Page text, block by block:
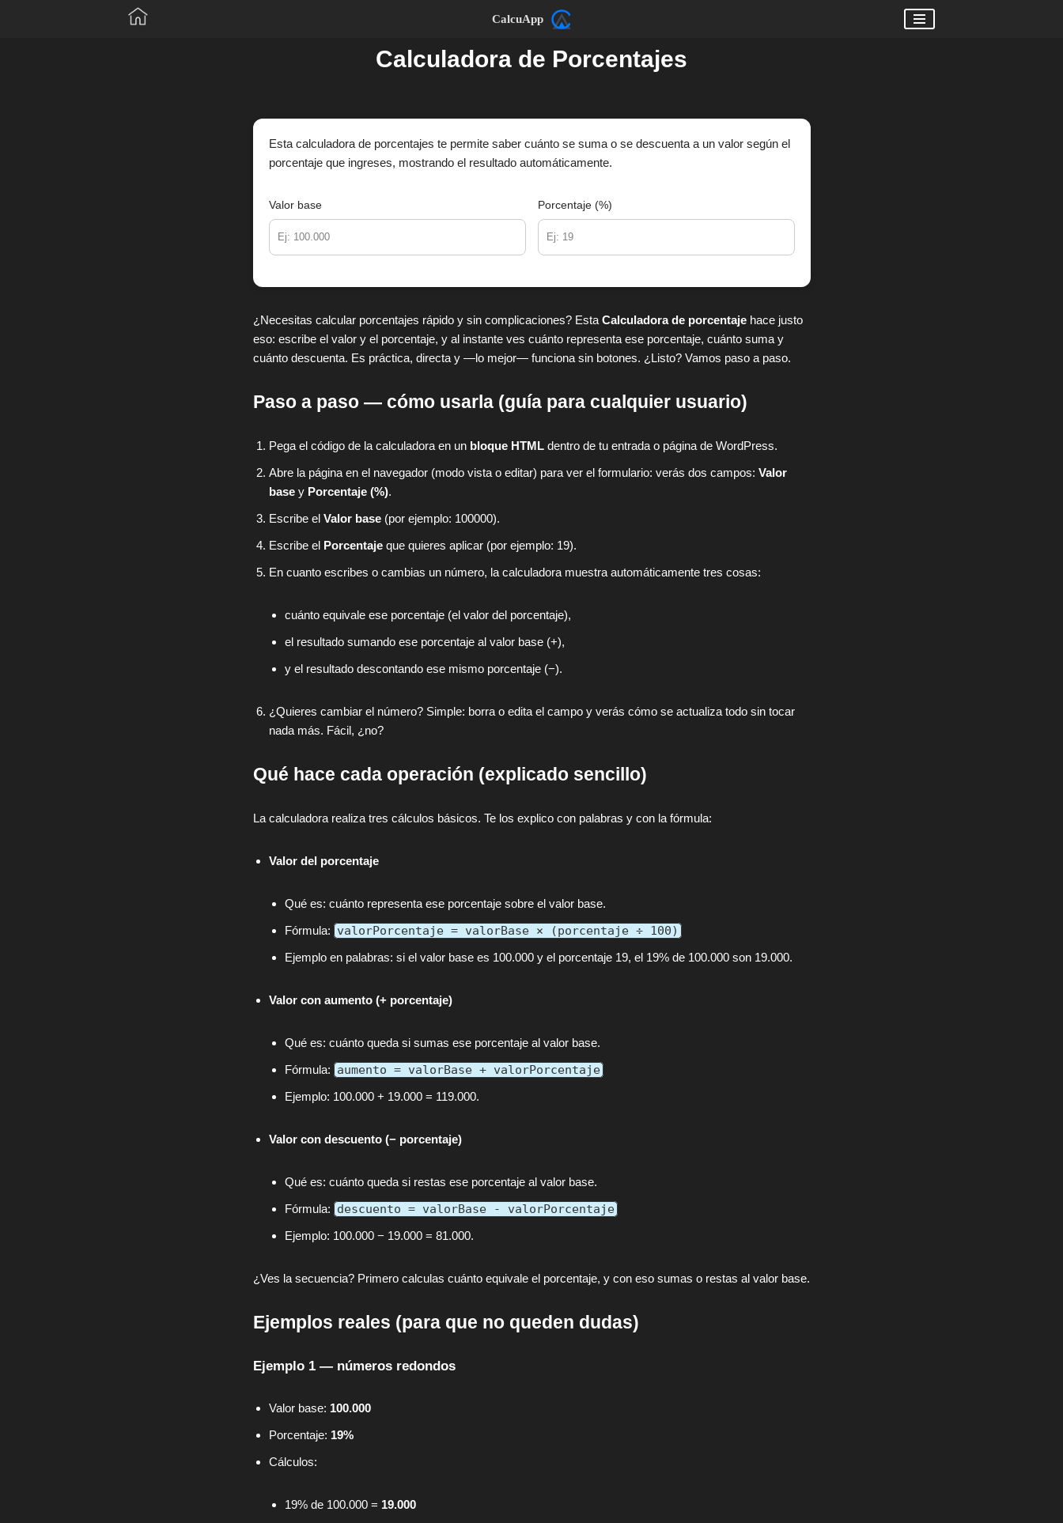
CalcuApp
Calculadora de Porcentajes
Esta calculadora de porcentajes te permite saber cuánto se suma o se descuenta a un valor según el
porcentaje que ingreses, mostrando el resultado automáticamente.
Valor base Porcentaje (%)
¿Necesitas calcular porcentajes rápido y sin complicaciones? Esta Calculadora de porcentajehace justo
eso: escribe el valor y el porcentaje, y al instante ves cuánto representa ese porcentaje, cuánto suma y
cuánto descuenta. Es práctica, directa y —lo mejor— funciona sin botones. ¿Listo? Vamos paso a paso.
Paso a paso — cómo usarla (guía para cualquier usuario)
Pega el código de la calculadora en un bloque HTMLdentro de tu entrada o página de WordPress.
Abre la página en el navegador (modo vista o editar) para ver el formulario: verás dos campos: Valor
basey Porcentaje (%).
Escribe el Valor base(por ejemplo: 100000).
Escribe el Porcentajeque quieres aplicar (por ejemplo: 19).
En cuanto escribes o cambias un número, la calculadora muestra automáticamente tres cosas:
cuánto equivale ese porcentaje (el valor del porcentaje),
el resultado sumando ese porcentaje al valor base (+),
y el resultado descontando ese mismo porcentaje (−).
¿Quieres cambiar el número? Simple: borra o edita el campo y verás cómo se actualiza todo sin tocar
nada más. Fácil, ¿no?
Qué hace cada operación (explicado sencillo)
La calculadora realiza tres cálculos básicos. Te los explico con palabras y con la fórmula:
Valor del porcentaje
Qué es: cuánto representa ese porcentaje sobre el valor base.
Fórmula: valorPorcentaje = valorBase × (porcentaje ÷ 100)
Ejemplo en palabras: si el valor base es 100.000 y el porcentaje 19, el 19% de 100.000 son 19.000.
Valor con aumento (+ porcentaje)
Qué es: cuánto queda si sumas ese porcentaje al valor base.
Fórmula: aumento = valorBase + valorPorcentaje
Ejemplo: 100.000 + 19.000 = 119.000.
Valor con descuento (− porcentaje)
Qué es: cuánto queda si restas ese porcentaje al valor base.
Fórmula: descuento = valorBase - valorPorcentaje
Ejemplo: 100.000 − 19.000 = 81.000.
¿Ves la secuencia? Primero calculas cuánto equivale el porcentaje, y con eso sumas o restas al valor base.
Ejemplos reales (para que no queden dudas)
Ejemplo 1 — números redondos
Valor base: 100.000
Porcentaje: 19%
Cálculos:
19% de 100.000 = 19.000